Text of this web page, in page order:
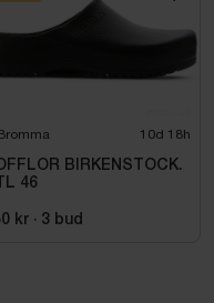
10d 18h
BIRKENSTOCK.
46
kr · 3 bud